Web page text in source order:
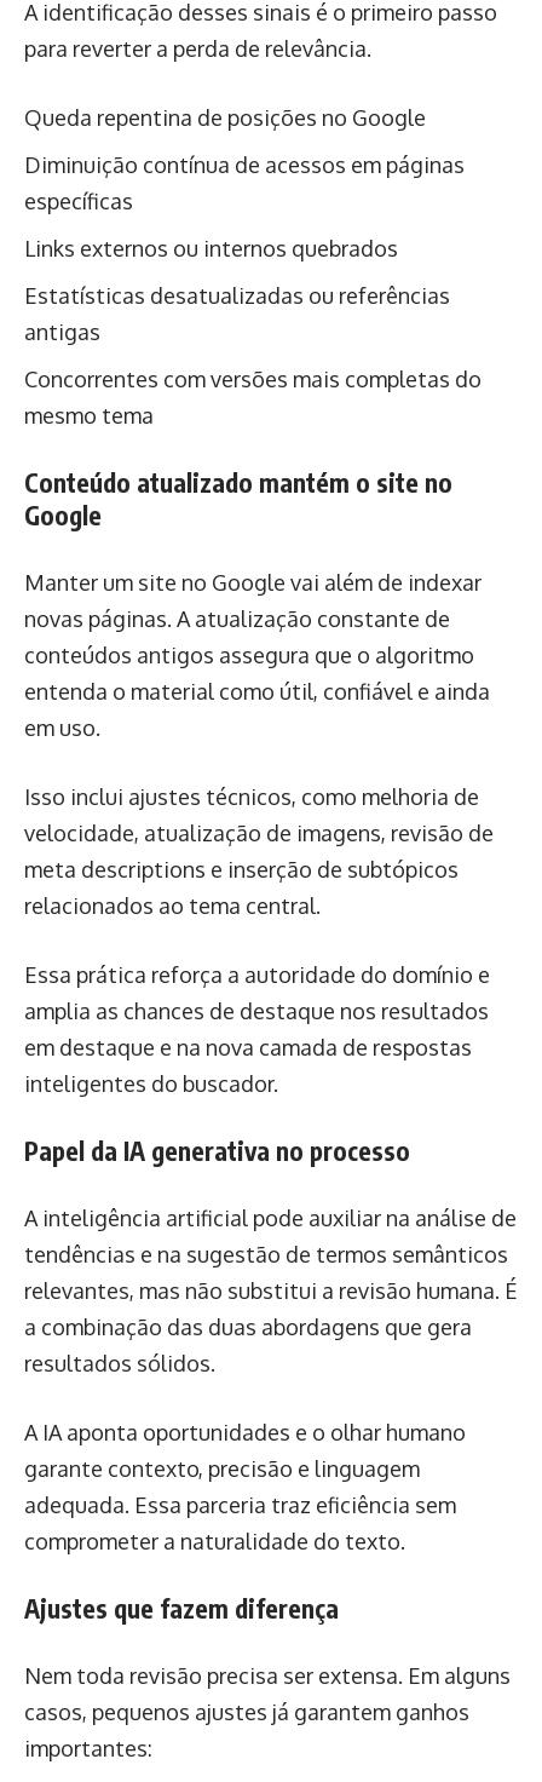
A identificação desses sinais é o primeiro passo
para reverter a perda de relevância.
Queda repentina de posições no Google
Diminuição contínua de acessos em páginas
específicas
Links externos ou internos quebrados
Estatísticas desatualizadas ou referências
antigas
Concorrentes com versões mais completas do
mesmo tema
Conteúdo atualizado mantém o site no
Google
Manter um site no Google vai além de indexar
novas páginas. A atualização constante de
conteúdos antigos assegura que o algoritmo
entenda o material como útil, confiável e ainda
em uso.
Isso inclui ajustes técnicos, como melhoria de
velocidade, atualização de imagens, revisão de
meta descriptions e inserção de subtópicos
relacionados ao tema central.
Essa prática reforça a autoridade do domínio e
amplia as chances de destaque nos resultados
em destaque e na nova camada de respostas
inteligentes do buscador.
Papel da IA generativa no processo
A inteligência artificial pode auxiliar na análise de
tendências e na sugestão de termos semânticos
relevantes, mas não substitui a revisão humana. É
a combinação das duas abordagens que gera
resultados sólidos.
A IA aponta oportunidades e o olhar humano
garante contexto, precisão e linguagem
adequada. Essa parceria traz eficiência sem
comprometer a naturalidade do texto.
Ajustes que fazem diferença
Nem toda revisão precisa ser extensa. Em alguns
casos, pequenos ajustes já garantem ganhos
importantes: